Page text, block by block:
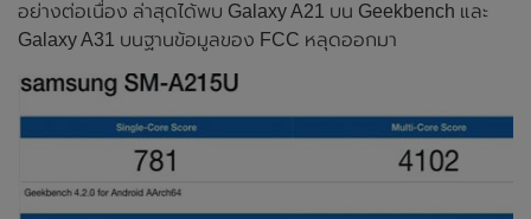
อย่างต่อเนื่อง ล่าสุดได้พบ Galaxy A21 บน Geekbench และ
Galaxy A31 บนฐานข้อมูลของ FCC หลุดออกมา